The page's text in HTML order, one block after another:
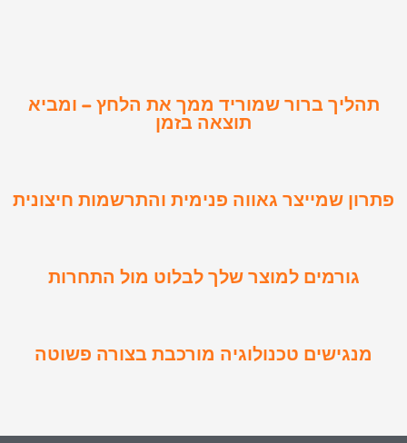
תהליך ברור שמוריד ממך את הלחץ – ומביא
תוצאה בזמן
פתרון שמייצר גאווה פנימית והתרשמות חיצונית
גורמים למוצר שלך לבלוט מול התחרות
מנגישים טכנולוגיה מורכבת בצורה פשוטה